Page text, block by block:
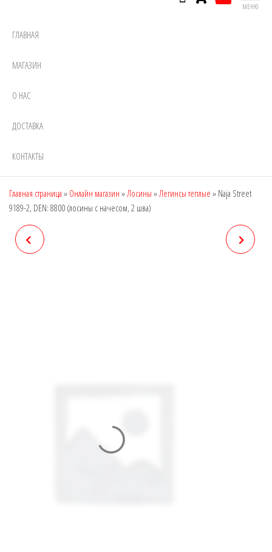
МЕНЮ
ГЛАВНАЯ
МАГАЗИН
О НАС
ДОСТАВКА
КОНТАКТЫ
Главная страница » Онлайн магазин » Лосины » Легинсы теплые » Naja Street
9189-2, DEN: 8800 (лосины с начесом, 2 шва)
NAJA STREET 9189-1, DEN: NAJA STREET 9189-3, DEN: